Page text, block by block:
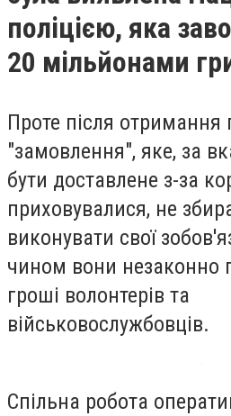
поліцією, яка
20 мільйонами
Проте після отримання
"замовлення", яке, за
бути доставлене з-за
приховувалися, не
виконувати свої
чином вони незаконно
гроші волонтерів та
військовослужбовців.
Спільна робота